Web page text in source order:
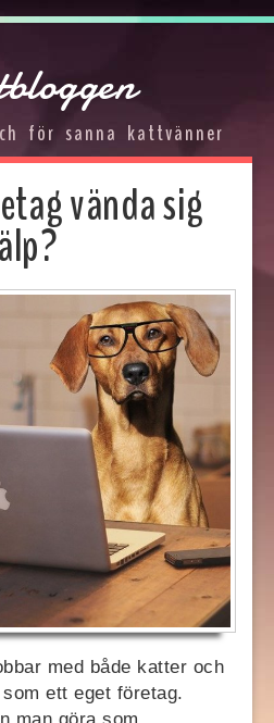
för sanna kattvänner
vända sig
med både katter och
ett eget företag.